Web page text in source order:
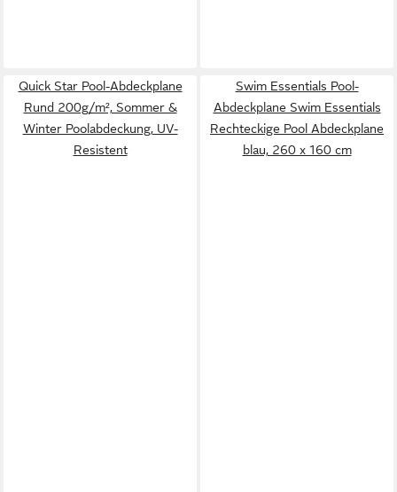
Quick Star Pool-Abdeckplane
Rund 200g/m², Sommer &
Winter Poolabdeckung, UV-
Resistent
Swim Essentials Pool-
Abdeckplane Swim Essentials
Rechteckige Pool Abdeckplane
blau, 260 x 160 cm